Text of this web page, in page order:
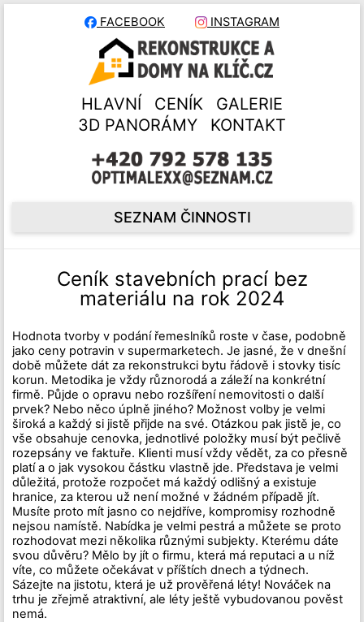
FACEBOOK INSTAGRAM
HLAVNÍ CENÍK
GALERIE
3D PANORÁMY
KONTAKT
SEZNAM ČINNOSTI
Ceník stavebních prací bez
materiálu na rok 2024
Hodnota tvorby v podání řemeslníků roste v čase, podobně
jako ceny potravin v supermarketech. Je jasné, že v dnešní
době můžete dát za rekonstrukci bytu řádově i stovky tisíc
korun. Metodika je vždy různorodá a záleží na konkrétní
firmě. Půjde o opravu nebo rozšíření nemovitosti o další
prvek? Nebo něco úplně jiného? Možnost volby je velmi
široká a každý si jistě přijde na své. Otázkou pak jistě je, co
vše obsahuje cenovka, jednotlivé položky musí být pečlivě
rozepsány ve faktuře. Klienti musí vždy vědět, za co přesně
platí a o jak vysokou částku vlastně jde. Představa je velmi
důležitá, protože rozpočet má každý odlišný a existuje
hranice, za kterou už není možné v žádném případě jít.
Musíte proto mít jasno co nejdříve, kompromisy rozhodně
nejsou namístě. Nabídka je velmi pestrá a můžete se proto
rozhodovat mezi několika různými subjekty. Kterému dáte
svou důvěru? Mělo by jít o firmu, která má reputaci a u níž
víte, co můžete očekávat v příštích dnech a týdnech.
Sázejte na jistotu, která je už prověřená léty! Nováček na
trhu je zřejmě atraktivní, ale léty ještě vybudovanou pověst
nemá.